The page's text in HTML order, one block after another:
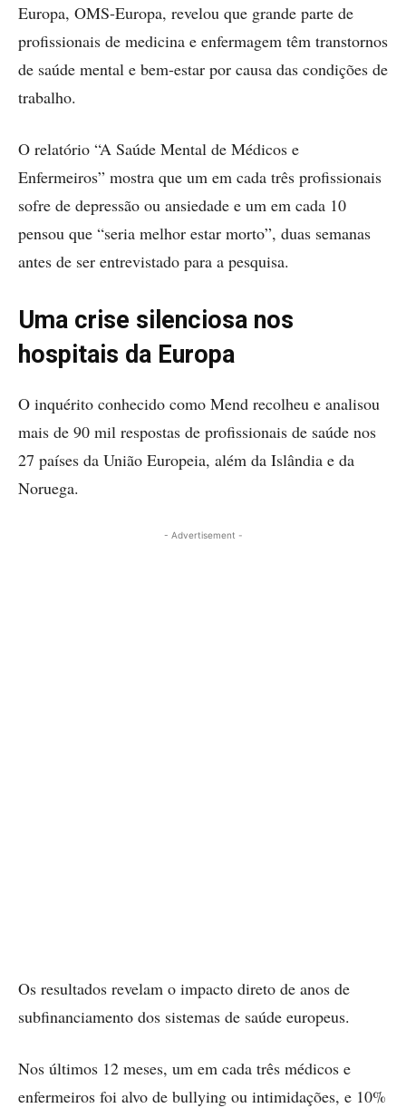
Europa, OMS-Europa, revelou que grande parte de
profissionais de medicina e enfermagem têm transtornos
de saúde mental e bem-estar por causa das condições de
trabalho.
O relatório “A Saúde Mental de Médicos e
Enfermeiros” mostra que um em cada três profissionais
sofre de depressão ou ansiedade e um em cada 10
pensou que “seria melhor estar morto”, duas semanas
antes de ser entrevistado para a pesquisa.
Uma crise silenciosa nos
hospitais da Europa
O inquérito conhecido como Mend recolheu e analisou
mais de 90 mil respostas de profissionais de saúde nos
27 países da União Europeia, além da Islândia e da
Noruega.
- Advertisement -
Os resultados revelam o impacto direto de anos de
subfinanciamento dos sistemas de saúde europeus.
Nos últimos 12 meses, um em cada três médicos e
enfermeiros foi alvo de bullying ou intimidações, e 10%